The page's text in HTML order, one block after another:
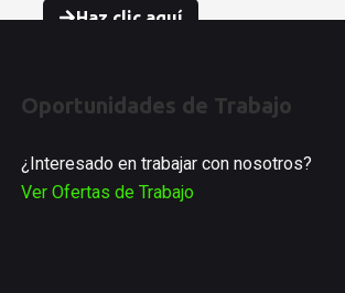
Haz clic aquí
Oportunidades de Trabajo
¿Interesado en trabajar con nosotros?
Ver Ofertas de Trabajo